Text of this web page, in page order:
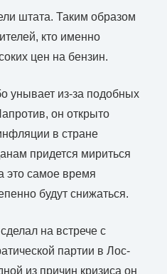
штата. Таким образом
кто именно
цен на бензин.
унывает из-за подобных
он открыто
в стране
придется мириться
это самое время
будут снижаться.
на встрече с
партии в Лос-
из причин кризиса он